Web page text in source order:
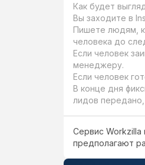
Как будет
Вы заходите в
Пишете людям,
человека до
Если человек
менеджеру.
Если человек
В конце дня
лидов передано,
Сервис Workzilla
предполагают